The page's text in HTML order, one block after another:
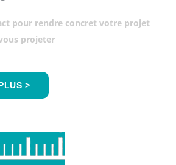
pour rendre concret votre projet
projeter
>